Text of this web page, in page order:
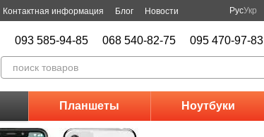
Контактная информация Блог Новости РусУкр
093 585-94-85 068 540-82-75 095 470-97-83
Планшеты Ноутбуки